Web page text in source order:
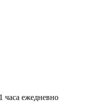
часа ежедневно